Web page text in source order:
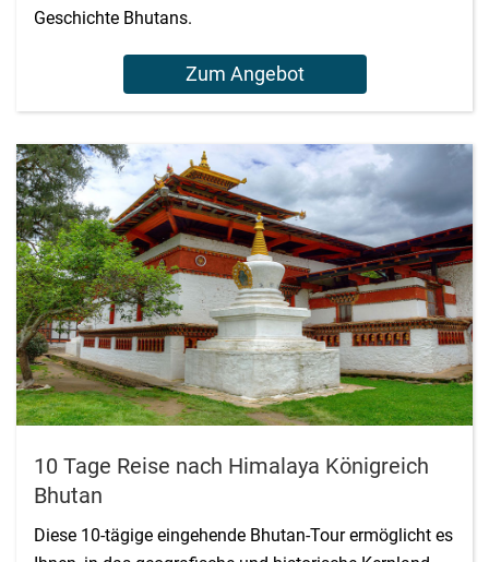
Geschichte Bhutans.
Zum Angebot
10 Tage Reise nach Himalaya Königreich
Bhutan
Diese 10-tägige eingehende Bhutan-Tour ermöglicht es